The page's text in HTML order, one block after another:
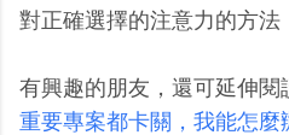
對正確選擇的注意力的方法
有興趣的朋友，還可延伸閱
重要專案都卡關，我能怎麼